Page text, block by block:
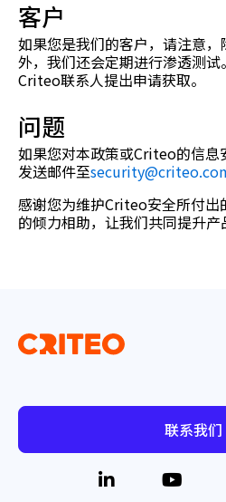
客户
如果您是我们的客户，请注意
外，我们还会定期进行渗透测
Criteo联系人提出申请获取。
问题
如果您对本政策或Criteo的信息
发送邮件至
感谢您为维护Criteo安全所付出
的倾力相助，让我们共同提升产
联系我们